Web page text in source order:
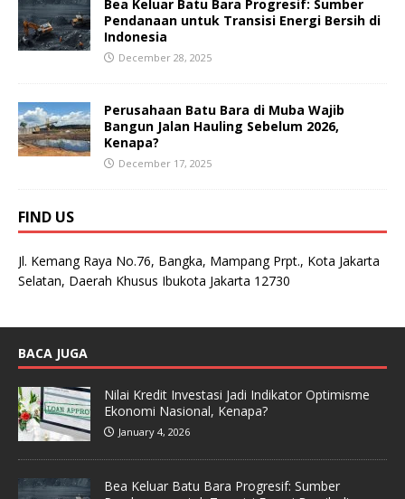
Bea Keluar Batu Bara Progresif: Sumber
Pendanaan untuk Transisi Energi Bersih di
Indonesia
December 28, 2025
Perusahaan Batu Bara di Muba Wajib
Bangun Jalan Hauling Sebelum 2026,
Kenapa?
December 17, 2025
FIND US
Jl. Kemang Raya No.76, Bangka, Mampang Prpt., Kota Jakarta
Selatan, Daerah Khusus Ibukota Jakarta 12730
BACA JUGA
Nilai Kredit Investasi Jadi Indikator Optimisme
Ekonomi Nasional, Kenapa?
January 4, 2026
Bea Keluar Batu Bara Progresif: Sumber